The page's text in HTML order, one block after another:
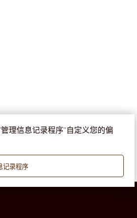
理信息记录程序”自定义您的偏
记录程序